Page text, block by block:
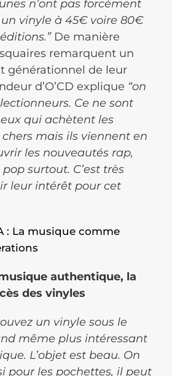
n’ont pas forcément
vinyle à 45€ voire 80€
De manière
remarquent un
générationnel de leur
d’O’CD explique “on
Ce ne sont
qui achètent les
mais ils viennent en
les nouveautés rap,
surtout. C’est très
leur intérêt pour cet
: La musique comme
authentique, la
des vinyles
un vinyle sous le
même plus intéressant
L’objet est beau. On
pour les pochettes, il peut